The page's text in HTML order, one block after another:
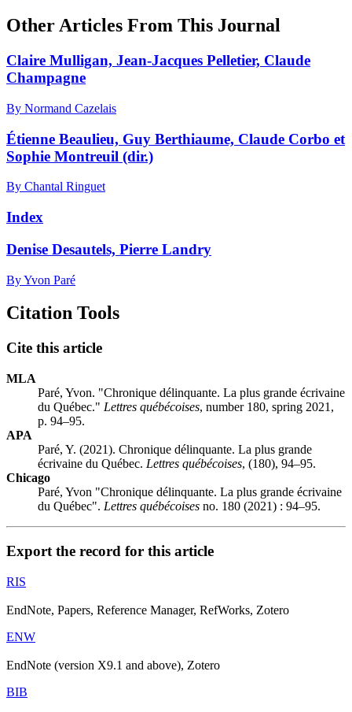
Other Articles From This Journal
Claire Mulligan, Jean-Jacques Pelletier, Claude
Champagne
By Normand Cazelais
Étienne Beaulieu, Guy Berthiaume, Claude Corbo et
Sophie Montreuil (dir.)
By Chantal Ringuet
Index
Denise Desautels, Pierre Landry
By Yvon Paré
Citation Tools
Cite this article
MLA
Paré, Yvon. "Chronique délinquante. La plus grande écrivaine
du Québec." Lettres québécoises, number 180, spring 2021,
p. 94–95.
APA
Paré, Y. (2021). Chronique délinquante. La plus grande
écrivaine du Québec. Lettres québécoises, (180), 94–95.
Chicago
Paré, Yvon "Chronique délinquante. La plus grande écrivaine
du Québec". Lettres québécoises no. 180 (2021) : 94–95.
Export the record for this article
RIS
EndNote, Papers, Reference Manager, RefWorks, Zotero
ENW
EndNote (version X9.1 and above), Zotero
BIB